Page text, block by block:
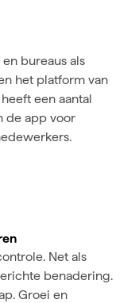
bureaus als
het platform van
een aantal
de app voor
Net als
benadering.
Groei en